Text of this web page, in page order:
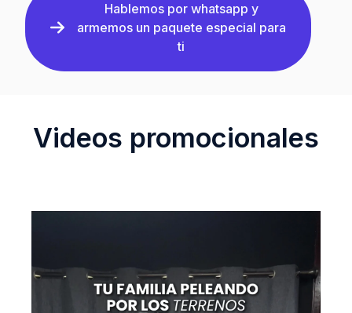
Hablemos por whatsapp y
armemos un paquete especial para
ti
Videos promocionales